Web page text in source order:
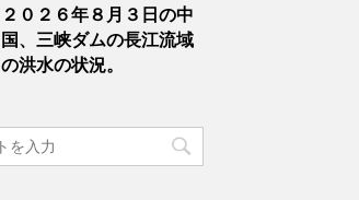
２０２６年８月３日の中
国、三峡ダムの長江流域
の洪水の状況。